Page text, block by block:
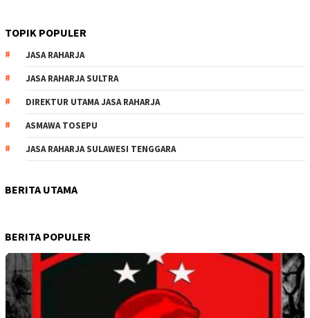
TOPIK POPULER
JASA RAHARJA
JASA RAHARJA SULTRA
DIREKTUR UTAMA JASA RAHARJA
ASMAWA TOSEPU
JASA RAHARJA SULAWESI TENGGARA
BERITA UTAMA
BERITA POPULER